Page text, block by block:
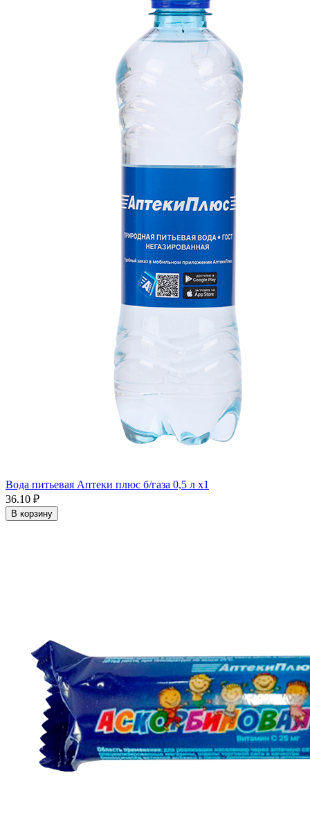
Вода питьевая Аптеки плюс б/газа 0,5 л x1
36.10 ₽
В корзину